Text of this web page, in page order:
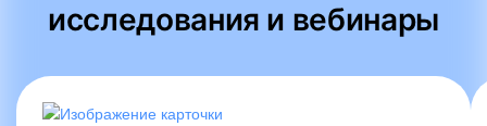
исследования и вебинары